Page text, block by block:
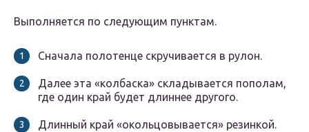
Выполняется по следующим пунктам.
Сначала полотенце скручивается в рулон.
Далее эта «колбаска» складывается пополам,
где один край будет длиннее другого.
Длинный край «окольцовывается» резинкой.